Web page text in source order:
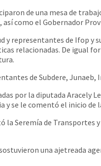
de una mesa de
como el Gobernador
y representantes de Ifop y
relacionadas. De igual
de Subdere,
por la diputada Aracely
y se le comentó el inicio
la Seremía de
una ajetreada